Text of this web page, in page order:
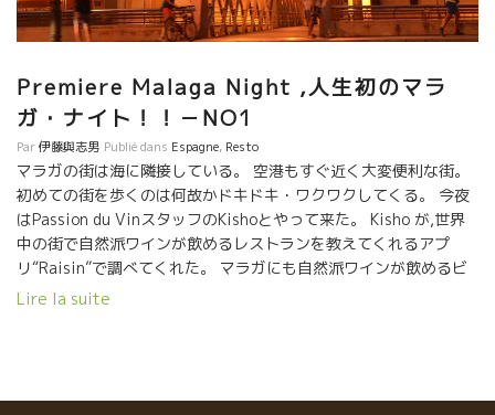
Premiere Malaga Night ,人生初のマラ
ガ・ナイト！！－NO1
Par伊藤與志男 Publié dans Espagne, Resto
マラガの街は海に隣接している。 空港もすぐ近く大変便利な街。
初めての街を歩くのは何故かドキドキ・ワクワクしてくる。 今夜
はPassion du VinスタッフのKishoとやって来た。 Kisho が,世界
中の街で自然派ワインが飲めるレストランを教えてくれるアプ
リ“Raisin”で調べてくれた。 マラガにも自然派ワインが飲めるビ
ストロがあるとのこと。 ホテルから２キロほどとのこと、街の探
Lire la suite